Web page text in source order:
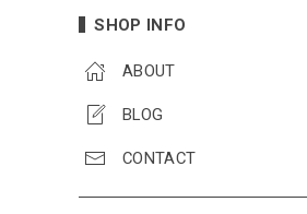
SHOP INFO
ABOUT
BLOG
CONTACT